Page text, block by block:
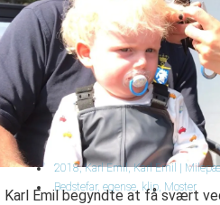
2018,Karl Emil,Karl Emil |
Bedstefar, egense, klip, Moster
Karl Emil begyndte at få svært